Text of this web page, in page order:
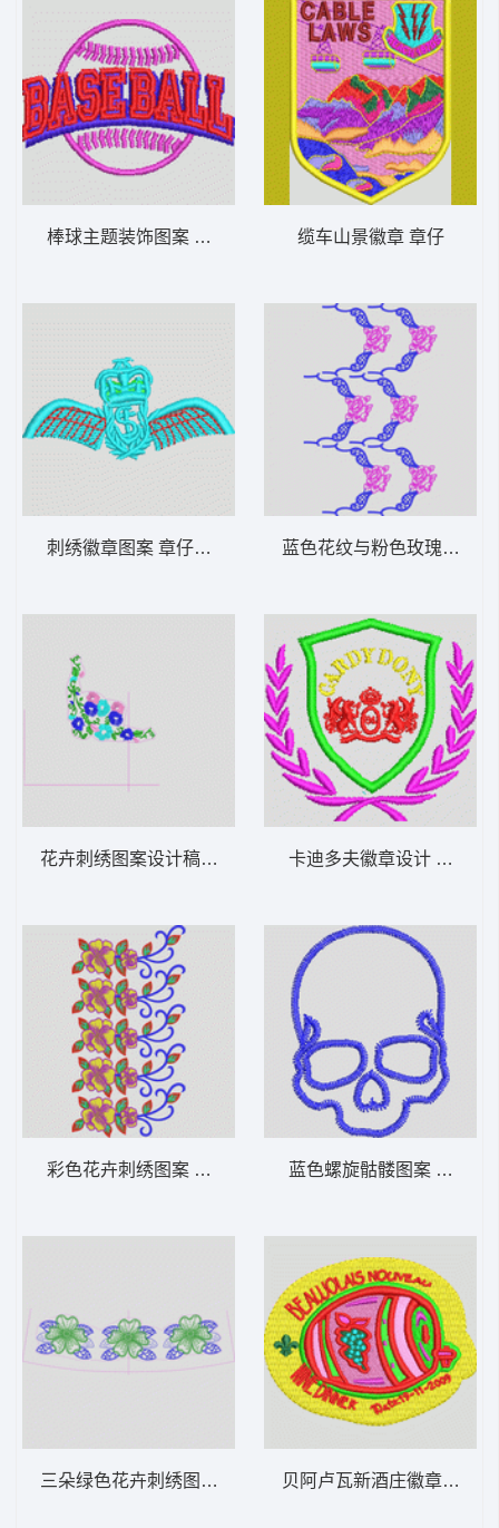
棒球主题装饰图案 章仔baseball
刺绣徽章图案 章仔翅膀
花卉刺绣图案设计稿 经典花
彩色花卉刺绣图案 朵花条
三朵绿色花卉刺绣图案 朵花条
缆车山景徽章 章仔
蓝色花纹与粉色玫瑰图案
卡迪多夫徽章设计 章仔
蓝色螺旋骷髅图案 骷髅
贝阿卢瓦新酒庄徽章 章仔